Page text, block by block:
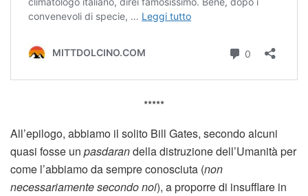
*****
All’epilogo, abbiamo il solito Bill Gates, secondo alcuni
quasi fosse un pasdarandella distruzione dell’Umanità per
come l’abbiamo da sempre conosciuta (non
necessariamente secondo noi), a proporre di insufflare in